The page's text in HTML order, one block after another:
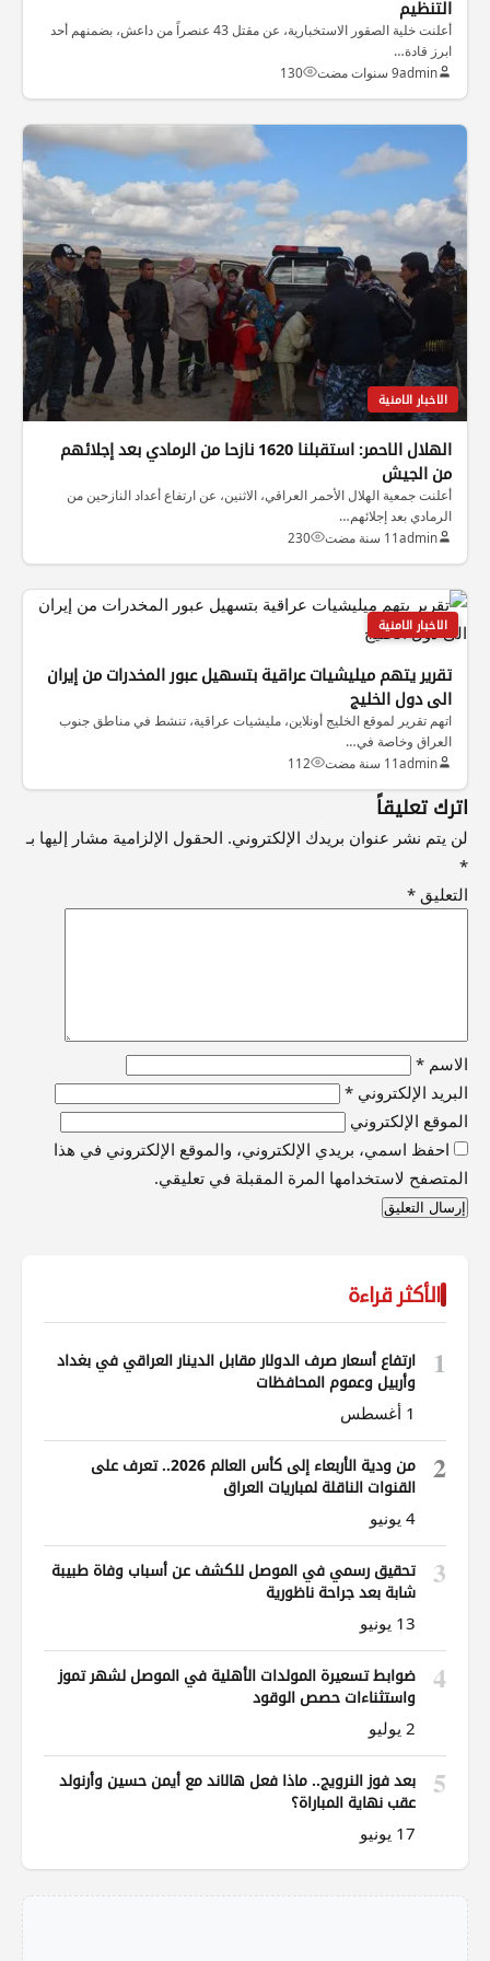
التنظيم
أعلنت خلية الصقور الاستخبارية، عن مقتل 43 عنصراً من داعش، بضمنهم أحد
ابرز قادة…
admin9 سنوات مضت 130
الاخبار الامنية
الهلال الاحمر: استقبلنا 1620 نازحا من الرمادي بعد إجلائهم
من الجيش
أعلنت جمعية الهلال الأحمر العراقي، الاثنين، عن ارتفاع أعداد النازحين من
الرمادي بعد إجلائهم…
admin11 سنة مضت 230
الاخبار الامنية
تقرير يتهم ميليشيات عراقية بتسهيل عبور المخدرات من إيران
الى دول الخليج
اتهم تقرير لموقع الخليج أونلاين، مليشيات عراقية، تنشط في مناطق جنوب
العراق وخاصة في…
admin11 سنة مضت 112
اترك تعليقاً
لن يتم نشر عنوان بريدك الإلكتروني. الحقول الإلزامية مشار إليها بـ
*
التعليق *
الاسم *
البريد الإلكتروني *
الموقع الإلكتروني
احفظ اسمي، بريدي الإلكتروني، والموقع الإلكتروني في هذا
المتصفح لاستخدامها المرة المقبلة في تعليقي.
الأكثر قراءة
1
ارتفاع أسعار صرف الدولار مقابل الدينار العراقي في بغداد
وأربيل وعموم المحافظات
1 أغسطس
2
من ودية الأربعاء إلى كأس العالم 2026.. تعرف على
القنوات الناقلة لمباريات العراق
4 يونيو
3
تحقيق رسمي في الموصل للكشف عن أسباب وفاة طبيبة
شابة بعد جراحة ناظورية
13 يونيو
4
ضوابط تسعيرة المولدات الأهلية في الموصل لشهر تموز
واستثناءات حصص الوقود
2 يوليو
5
بعد فوز النرويج.. ماذا فعل هالاند مع أيمن حسين وأرنولد
عقب نهاية المباراة؟
17 يونيو